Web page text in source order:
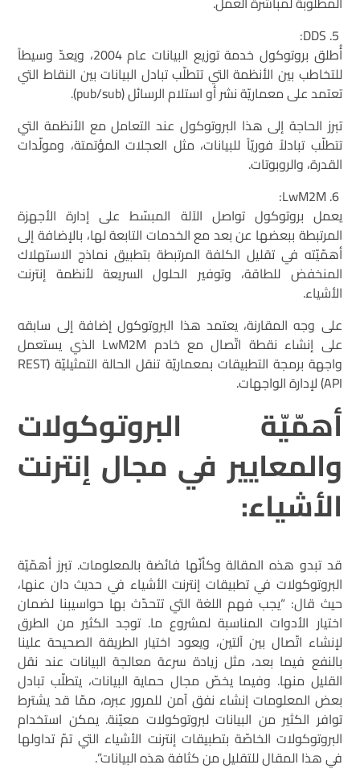
DDS:
أُطلق بروتوكول خدمة توزيع البيانات عام 2004، ويعدّ وسيطاً
للتخاطب بين الأنظمة التي تتطلّب تبادل البيانات بين النقاط التي
تعتمد على معماريّة نشر أو استلام الرسائل (pub/sub).
تبرز الحاجة إلى هذا البروتوكول عند التعامل مع الأنظمة التي
تتطلّب تبادلاً فوريّاً للبيانات، مثل العجلات المؤتمتة، ومولّدات
القدرة، والروبوتات.
LwM2M:
يعمل بروتوكول تواصل اﻵلة المبسّط على إدارة الأجهزة
المرتبطة ببعضها عن بعد مع الخدمات التابعة لها، بالإضافة إلى
أهمّيّته في تقليل الكلفة المرتبطة بتطبيق نماذج الاستهلاك
المنخفض للطاقة، وتوفير الحلول السريعة لأنظمة إنترنت
الأشياء.
على وجه المقارنة، يعتمد هذا البروتوكول إضافة إلى سابقه
على إنشاء نقطة اتّصال مع خادم LwM2M الذي يستعمل
واجهة برمجة التطبيقات بمعماريّة تنقل الحالة التمثيليّة (REST
API) لإدارة الواجهات.
أهمّيّة البروتوكولات
والمعايير في مجال إنترنت
الأشياء:
قد تبدو هذه المقالة وكأنّها فائضة بالمعلومات. تبرز أهمّيّة
البروتوكولات في تطبيقات إنترنت الأشياء في حديث دان عنها،
حيث قال: “يجب فهم اللغة التي تتحدّث بها حواسيبنا لضمان
اختيار الأدوات المناسبة لمشروع ما. توجد الكثير من الطرق
لإنشاء اتّصال بين آلتين، ويعود اختيار الطريقة الصحيحة علينا
بالنفع فيما بعد، مثل زيادة سرعة معالجة البيانات عند نقل
القليل منها. وفيما يخصّ مجال حماية البيانات، يتطلّب تبادل
بعض المعلومات إنشاء نفق آمن للمرور عبره، ممّا قد يشترط
توافر الكثير من البيانات لبروتوكولات معيّنة. يمكن استخدام
البروتوكولات الخاصّة بتطبيقات إنترنت الأشياء التي تمّ تداولها
في هذا المقال للتقليل من كثافة هذه البيانات”.